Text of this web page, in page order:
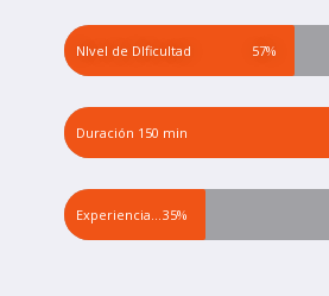
NIvel de DIficultad 57%
Duración 150 min
Experiencia Previa35%